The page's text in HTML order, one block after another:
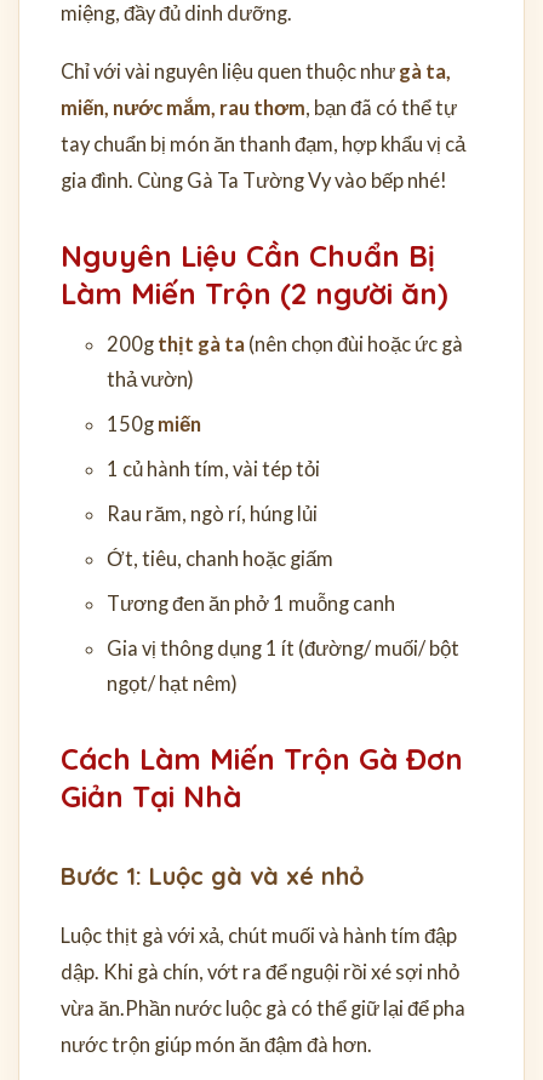
miệng, đầy đủ dinh dưỡng.
Chỉ với vài nguyên liệu quen thuộc như gà ta,
miến, nước mắm, rau thơm, bạn đã có thể tự
tay chuẩn bị món ăn thanh đạm, hợp khẩu vị cả
gia đình. Cùng Gà Ta Tường Vy vào bếp nhé!
Nguyên Liệu Cần Chuẩn Bị
Làm Miến Trộn (2 người ăn)
200g thịt gà ta (nên chọn đùi hoặc ức gà
thả vườn)
150g miến
1 củ hành tím, vài tép tỏi
Rau răm, ngò rí, húng lủi
Ớt, tiêu, chanh hoặc giấm
Tương đen ăn phở 1 muỗng canh
Gia vị thông dụng 1 ít (đường/ muối/ bột
ngọt/ hạt nêm)
Cách Làm Miến Trộn Gà Đơn
Giản Tại Nhà
Bước 1: Luộc gà và xé nhỏ
Luộc thịt gà với xả, chút muối và hành tím đập
dập. Khi gà chín, vớt ra để nguội rồi xé sợi nhỏ
vừa ăn. Phần nước luộc gà có thể giữ lại để pha
nước trộn giúp món ăn đậm đà hơn.